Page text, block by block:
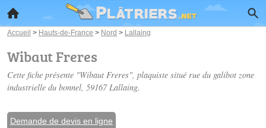
Accueil > Hauts-de-France > Nord > Lallaing
Wibaut Freres
Cette fiche présente "Wibaut Freres", plaquiste situé rue du galibot zone
industrielle du bonnel, 59167 Lallaing.
Demande de devis en ligne